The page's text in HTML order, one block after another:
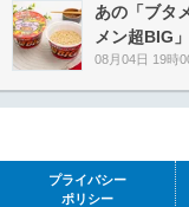
あの「ブタ
メン超BIG
08月04日 19時
プライバシー
ポリシー